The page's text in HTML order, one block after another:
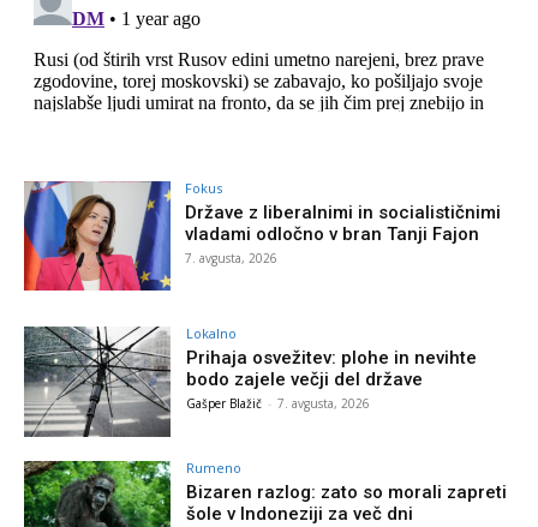
Fokus
Države z liberalnimi in socialističnimi
vladami odločno v bran Tanji Fajon
7. avgusta, 2026
Lokalno
Prihaja osvežitev: plohe in nevihte
bodo zajele večji del države
Gašper Blažič - 7. avgusta, 2026
Rumeno
Bizaren razlog: zato so morali zapreti
šole v Indoneziji za več dni